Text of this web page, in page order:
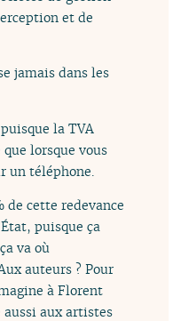
et de
jamais dans les
la TVA
lorsque vous
un téléphone.
de cette redevance
puisque ça
va où
auteurs ? Pour
à Florent
aussi aux artistes